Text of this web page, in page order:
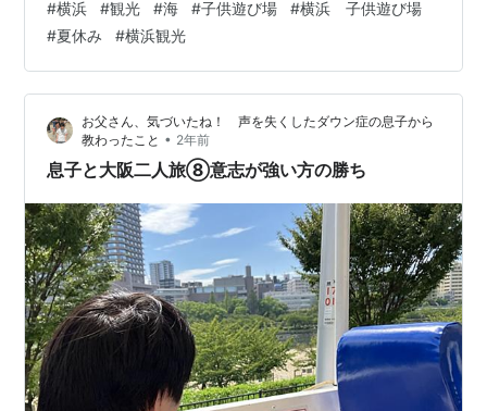
乗り場とアクセス 【アクセス】 予約方法 ルートと所要
時間 実際に乗ってみた感想レポ！ 一番の見どころはやは
りスプラッシュインの瞬間！ こんな方におすすめ！ 注意
点＆アドバイス まとめ スカイダック横浜とは？ スカイ
ダック スカイダック横浜…
#横浜 #観光 #海 #子供遊び場 #横浜 子供遊び場
#夏休み #横浜観光
お父さん、気づいたね！ 声を失くしたダウン症の息子から
教わったこと • 2年前
息子と大阪二人旅⑧意志が強い方の勝ち